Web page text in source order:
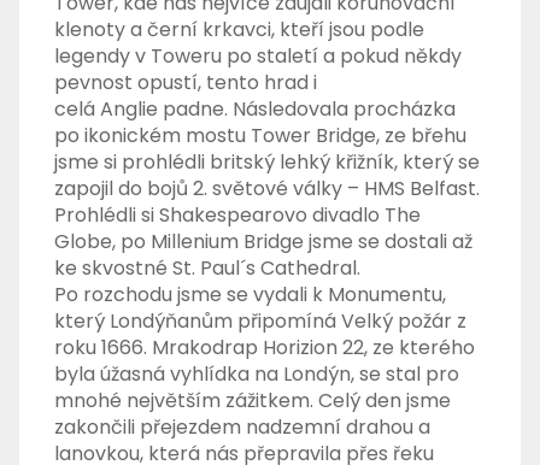
klenoty a černí krkavci, kteří jsou podle
legendy v Toweru po staletí a pokud někdy
pevnost opustí, tento hrad i
celá Anglie padne. Následovala procházka
po ikonickém mostu Tower Bridge, ze břehu
jsme si prohlédli britský lehký křižník, který se
zapojil do bojů 2. světové války – HMS Belfast.
Prohlédli si Shakespearovo divadlo The
Globe, po Millenium Bridge jsme se dostali až
ke skvostné St. Paul´s Cathedral.
Po rozchodu jsme se vydali k Monumentu,
který Londýňanům připomíná Velký požár z
roku 1666. Mrakodrap Horizion 22, ze kterého
byla úžasná vyhlídka na Londýn, se stal pro
mnohé největším zážitkem. Celý den jsme
zakončili přejezdem nadzemní drahou a
lanovkou, která nás přepravila přes řeku